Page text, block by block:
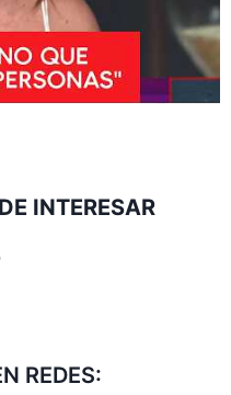
INTERESAR
REDES: